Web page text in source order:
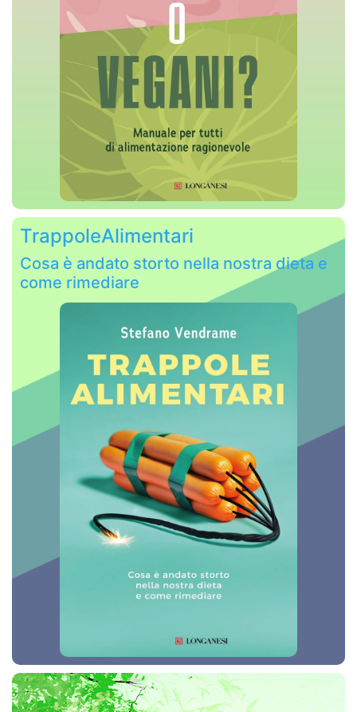
TrappoleAlimentari
Cosa è andato storto nella nostra dieta e
come rimediare